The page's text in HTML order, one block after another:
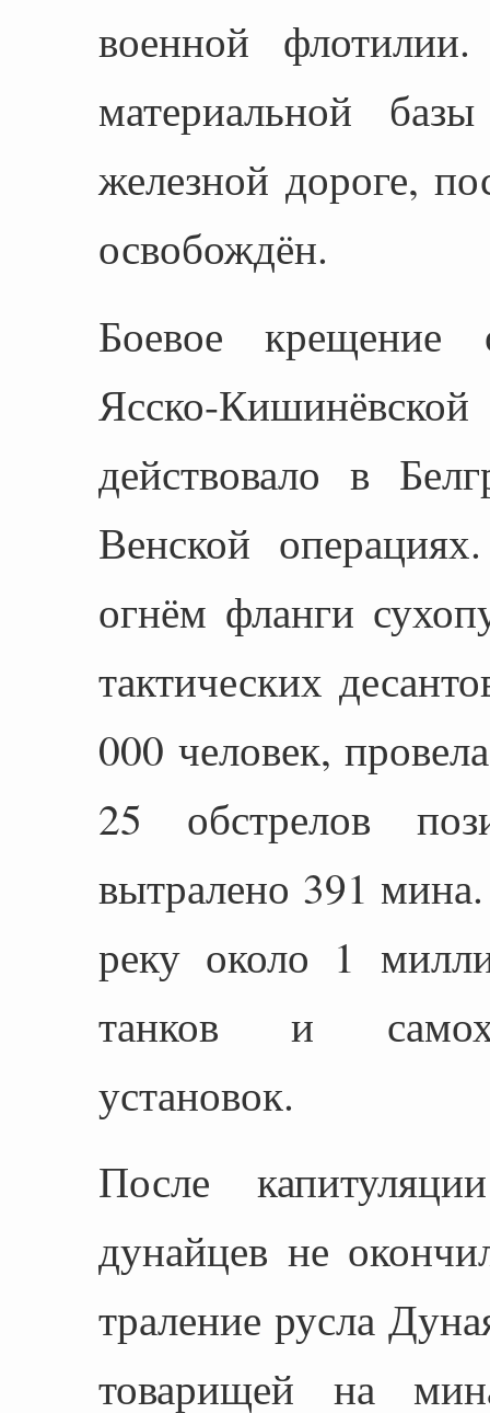
военной
материальной
железной дороге,
освобождён.
Боевое крещение
Ясско-
действовало в
Венской
огнём фланги
тактических
000 человек,
25 обстрелов
вытралено 391
реку около 1
танков и
установок.
После
дунайцев не
траление русла
товарищей на